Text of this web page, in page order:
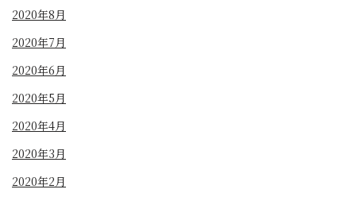
2020年8月
2020年7月
2020年6月
2020年5月
2020年4月
2020年3月
2020年2月